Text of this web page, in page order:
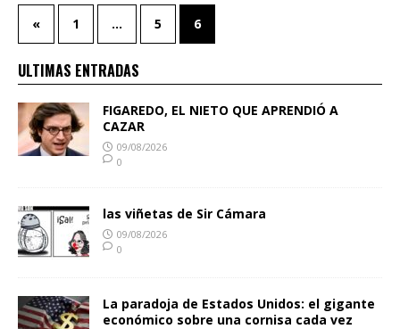
« 1 … 5 6
ULTIMAS ENTRADAS
FIGAREDO, EL NIETO QUE APRENDIÓ A
CAZAR
09/08/2026
0
las viñetas de Sir Cámara
09/08/2026
0
La paradoja de Estados Unidos: el gigante
económico sobre una cornisa cada vez